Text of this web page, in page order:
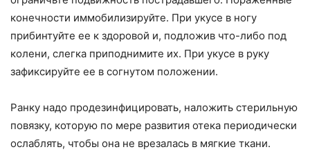
конечности иммобилизируйте. При укусе в ногу
прибинтуйте ее к здоровой и, подложив что-либо под
колени, слегка приподнимите их. При укусе в руку
зафиксируйте ее в согнутом положении.
Ранку надо продезинфицировать, наложить стерильную
повязку, которую по мере развития отека периодически
ослаблять, чтобы она не врезалась в мягкие ткани.